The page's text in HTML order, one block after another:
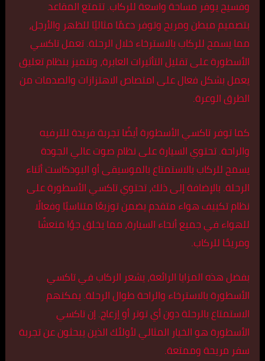
وفسيح يوفر مساحة واسعة للركاب. تتمتع المقاعد
بتصميم مبطن ومريح وتوفر دعمًا مثاليًا للظهر والأرجل،
مما يسمح للركاب بالاسترخاء خلال الرحلة. تعمل تاكسي
الأسطورة على تقليل التأثيرات العابرة، وتتميز بنظام تعليق
يعمل بشكل فعال على امتصاص الاهتزازات والصدمات من
الطرق الوعرة.
كما توفر تاكسي الأسطورة أيضًا تجربة فريدة للترفيه
والراحة. تحتوي السيارة على نظام صوت عالي الجودة
يسمح للركاب بالاستمتاع بالموسيقى أو البودكاست أثناء
الرحلة. بالإضافة إلى ذلك، تحتوي تاكسي الأسطورة على
نظام تكييف هواء متقدم يضمن توزيعًا متناسبًا وفعالًا
للهواء في جميع أنحاء السيارة، مما يخلق جوًا منعشًا
ومريحًا للركاب.
بفضل هذه المزايا الرائعة، يشعر الركاب في تاكسي
الأسطورة بالاسترخاء والراحة طوال الرحلة. يمكنهم
الاستمتاع بالرحلة دون أي توتر أو إزعاج. إن تاكسي
الأسطورة هو الخيار المثالي لأولئك الذين يبحثون عن تجربة
سفر مريحة وممتعة.